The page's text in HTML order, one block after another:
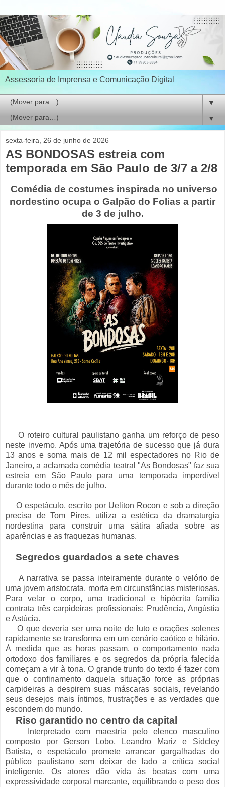
Assessoria de Imprensa e Comunicação Digital
▼
▼
sexta-feira, 26 de junho de 2026
AS BONDOSAS estreia com
temporada em São Paulo de 3/7 a 2/8
Comédia de costumes inspirada no universo
nordestino ocupa o Galpão do Folias a partir
de 3 de julho.
O roteiro cultural paulistano ganha um reforço de peso
neste inverno. Após uma trajetória de sucesso que já dura
13 anos e soma mais de 12 mil espectadores no Rio de
Janeiro, a aclamada comédia teatral "As Bondosas" faz sua
estreia em São Paulo para uma temporada imperdível
durante todo o mês de julho.
O espetáculo, escrito por Ueliton Rocon e sob a direção
precisa de Tom Pires, utiliza a estética da dramaturgia
nordestina para construir uma sátira afiada sobre as
aparências e as fraquezas humanas.
Segredos guardados a sete chaves
A narrativa se passa inteiramente durante o velório de
uma jovem aristocrata, morta em circunstâncias misteriosas.
Para velar o corpo, uma tradicional e hipócrita família
contrata três carpideiras profissionais: Prudência, Angústia
e Astúcia.
O que deveria ser uma noite de luto e orações solenes
rapidamente se transforma em um cenário caótico e hilário.
À medida que as horas passam, o comportamento nada
ortodoxo dos familiares e os segredos da própria falecida
começam a vir à tona. O grande trunfo do texto é fazer com
que o confinamento daquela situação force as próprias
carpideiras a despirem suas máscaras sociais, revelando
seus desejos mais íntimos, frustrações e as verdades que
escondem do mundo.
Riso garantido no centro da capital
Interpretado com maestria pelo elenco masculino
composto por Gerson Lobo, Leandro Mariz e Sidcley
Batista, o espetáculo promete arrancar gargalhadas do
público paulistano sem deixar de lado a crítica social
inteligente. Os atores dão vida às beatas com uma
expressividade corporal marcante, equilibrando o peso dos